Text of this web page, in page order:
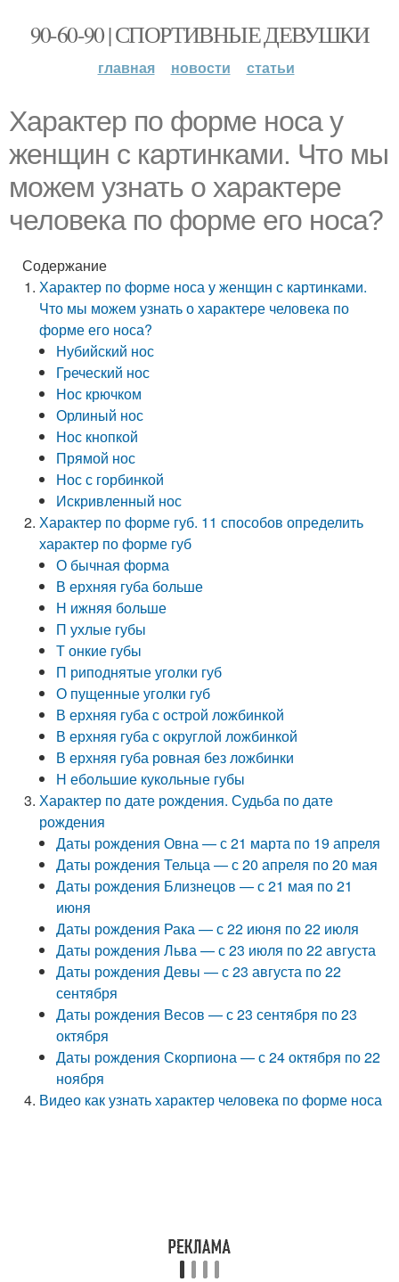
90-60-90 | СПОРТИВНЫЕ ДЕВУШКИ
главная новости статьи
Характер по форме носа у
женщин с картинками. Что мы
можем узнать о характере
человека по форме его носа?
Содержание
Характер по форме носа у женщин с картинками.
Что мы можем узнать о характере человека по
форме его носа?
Нубийский нос
Греческий нос
Нос крючком
Орлиный нос
Нос кнопкой
Прямой нос
Нос с горбинкой
Искривленный нос
Характер по форме губ. 11 способов определить
характер по форме губ
О бычная форма
В ерхняя губа больше
Н ижняя больше
П ухлые губы
Т онкие губы
П риподнятые уголки губ
О пущенные уголки губ
В ерхняя губа с острой ложбинкой
В ерхняя губа с округлой ложбинкой
В ерхняя губа ровная без ложбинки
Н ебольшие кукольные губы
Характер по дате рождения. Судьба по дате
рождения
Даты рождения Овна — с 21 марта по 19 апреля
Даты рождения Тельца — с 20 апреля по 20 мая
Даты рождения Близнецов — с 21 мая по 21
июня
Даты рождения Рака — с 22 июня по 22 июля
Даты рождения Льва — с 23 июля по 22 августа
Даты рождения Девы — с 23 августа по 22
сентября
Даты рождения Весов — с 23 сентября по 23
октября
Даты рождения Скорпиона — с 24 октября по 22
ноября
Видео как узнать характер человека по форме носа